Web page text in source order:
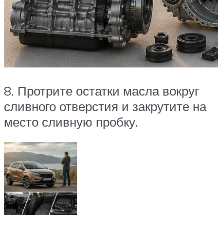
8. Протрите остатки масла вокруг
сливного отверстия и закрутите на
место сливную пробку.